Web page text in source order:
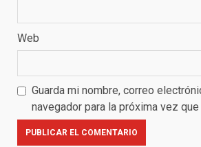
Web
Guarda mi nombre, correo
navegador para la próxima vez